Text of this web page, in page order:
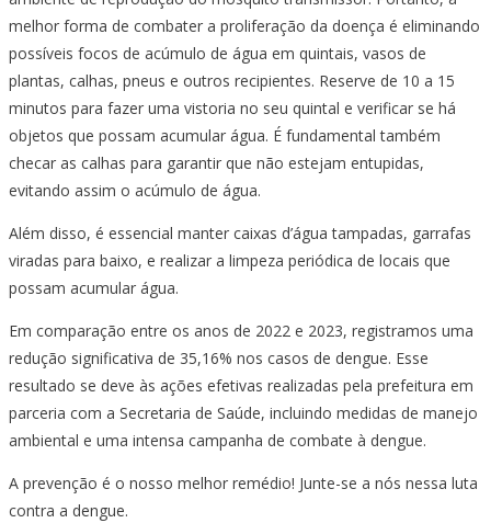
melhor forma de combater a proliferação da doença é eliminando
possíveis focos de acúmulo de água em quintais, vasos de
plantas, calhas, pneus e outros recipientes. Reserve de 10 a 15
minutos para fazer uma vistoria no seu quintal e verificar se há
objetos que possam acumular água. É fundamental também
checar as calhas para garantir que não estejam entupidas,
evitando assim o acúmulo de água.
Além disso, é essencial manter caixas d’água tampadas, garrafas
viradas para baixo, e realizar a limpeza periódica de locais que
possam acumular água.
Em comparação entre os anos de 2022 e 2023, registramos uma
redução significativa de 35,16% nos casos de dengue. Esse
resultado se deve às ações efetivas realizadas pela prefeitura em
parceria com a Secretaria de Saúde, incluindo medidas de manejo
ambiental e uma intensa campanha de combate à dengue.
A prevenção é o nosso melhor remédio! Junte-se a nós nessa luta
contra a dengue.